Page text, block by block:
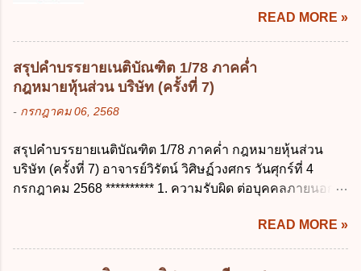
รัฐมนตรี ว่าด้วยการลาของข้าราชการ พ.ศ.
2555 กำหนดให้ข้าราชการที่รับราชการติดต่อ
กันมาแล้วไม่น้อยกว่า 10 ปี มีสิทธินำวันลาพัก
ผ่อนสะสมรวมกับวันลาพักผ่อนในปีปัจจุบันได้
15 การลาติดตามคู่สมรส ต้องมีระยะเวลาไม่
เกินกำหนดในข้อใดเพื่อมิให้มีผลเป็นการลา
ออกจากราชการ ก. ไม่เกิน 2 ปี ข. ไม่เกิน 3...
การประมวลผลข้อมูลส่วนบุคคล ข้อ 42 ผู้
ควบคุมข้อมูลส่วนบุคคลต้องแก้ไขข้อมูลส่วน
บุคคลตามหลักการข้อใด ก. ถูกต้อง เป็น
ปัจจุบัน ข. สมบูรณ์ ค. ไม่ก่อให้เกิดความ
เข้าใจผิด ง. ถูกทุกข้อ ข้อ 43 มาตรการทาง
กฎหมายคุ้มครองข้อมูลส่วนบุคคล ในกรณีผู้
ข้อมูลส่วนบุคคลให้ถูกต้อง ก. ร้องทุกข์ ข. ร้อง
เรียน ค. อุทธรณ์ ง. ฟ้องร้อง ข้อ 44 หลักการ
สำคัญของสิทธิในการลบข้อมูลส่วนบุคคล คือ
ลบข้อมูลส่วนบุคคล ข. ขอให้ทำลายข้อมูล
ส่วนบุคคล ค. ทำให้ข้อมูลส่วนบุคคลไม่
READ MORE »
สรุปคำบรรยายเนติบัณฑิต 1/78 ภาคค่ำ
กฎหมายหุ้นส่วน บริษัท (ครั้งที่ 7)
- กรกฎาคม 06, 2568
สรุปคำบรรยายเนติบัณฑิต 1/78 ภาคค่ำ กฎหมายหุ้นส่วน
บริษัท (ครั้งที่ 7) อาจารย์วิรัตน์ วิศิษฏ์วงศกร วันศุกร์ที่ 4
กรกฎาคม 2568 ********** 1. ความรับผิด ต่อบุคคลภายนอก
คนใดคนหนึ่งได้จัดทำไปในทางที่เป็น ธรรมดาการค้าขาย
ของห้างหุ้นส่วน ม.1050 , 1025 โดยพิจารณาตามสภาพแห่ง
กิจการ การงานของห้าง และประเพณีทางการค้า -หุ้นส่วน
READ MORE »